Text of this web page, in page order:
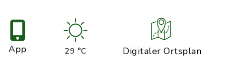
App 29 °C Digitaler Ortsplan